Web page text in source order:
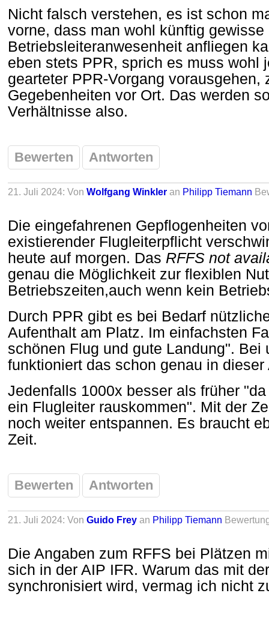
Nicht falsch verstehen, es ist schon
vorne, dass man wohl künftig
Betriebsleiteranwesenheit anfliegen
eben stets PPR, sprich es muss wohl
gearteter PPR-Vorgang vorausgehen,
Gegebenheiten vor Ort. Das werden
Verhältnisse also.
Bewerten Antworten
21. Juli 2024: Von Wolfgang Winkler an Philipp Tiemann
Die eingefahrenen Gepflogenheiten
existierender Flugleiterpflicht
heute auf morgen. Das RFFS not
genau die Möglichkeit zur flexiblen
Betriebszeiten,auch wenn kein
Durch PPR gibt es bei Bedarf
Aufenthalt am Platz. Im einfachsten
schönen Flug und gute Landung". Bei
funktioniert das schon genau in dieser
Jedenfalls 1000x besser als früher
ein Flugleiter rauskommen". Mit der
noch weiter entspannen. Es braucht
Zeit.
Bewerten Antworten
21. Juli 2024: Von Guido Frey an Philipp Tiemann
Die Angaben zum RFFS bei Plätzen
sich in der AIP IFR. Warum das mit
synchronisiert wird, vermag ich nicht